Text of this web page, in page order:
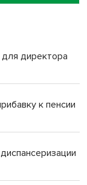
директора
к пенсии